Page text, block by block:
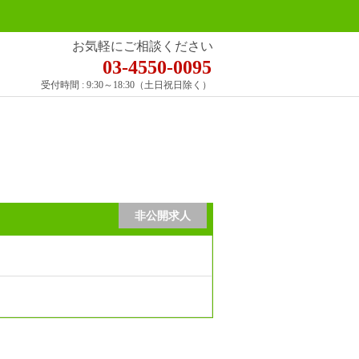
お気軽にご相談ください
03-4550-0095
受付時間 : 9:30～18:30（土日祝日除く）
非公開求人